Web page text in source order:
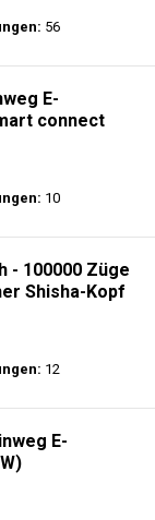
56
E-
connect
10
- 100000 Züge
Shisha-Kopf
12
E-